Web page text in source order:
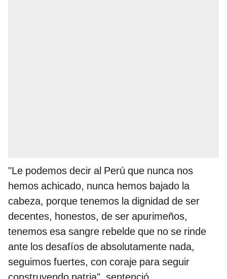
"Le podemos decir al Perú que nunca nos
hemos achicado, nunca hemos bajado la
cabeza, porque tenemos la dignidad de ser
decentes, honestos, de ser apurimeños,
tenemos esa sangre rebelde que no se rinde
ante los desafíos de absolutamente nada,
seguimos fuertes, con coraje para seguir